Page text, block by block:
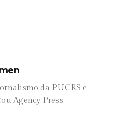
da PUCRS e
Agency Press.